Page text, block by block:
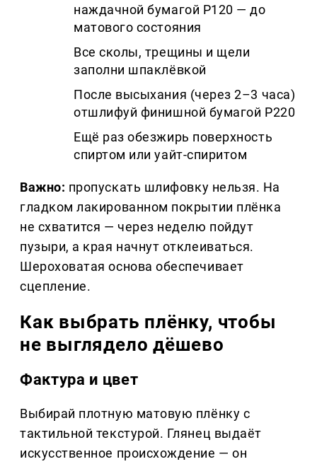
наждачной бумагой P120 — до
матового состояния
Все сколы, трещины и щели
заполни шпаклёвкой
После высыхания (через 2–3 часа)
отшлифуй финишной бумагой P220
Ещё раз обезжирь поверхность
спиртом или уайт-спиритом
Важно: пропускать шлифовку нельзя. На
гладком лакированном покрытии плёнка
не схватится — через неделю пойдут
пузыри, а края начнут отклеиваться.
Шероховатая основа обеспечивает
сцепление.
Как выбрать плёнку, чтобы
не выглядело дёшево
Фактура и цвет
Выбирай плотную матовую плёнку с
тактильной текстурой. Глянец выдаёт
искусственное происхождение — он